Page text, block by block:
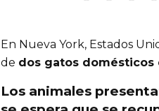
En Nueva York, Estados
de dos gatos domésticos
Los animales